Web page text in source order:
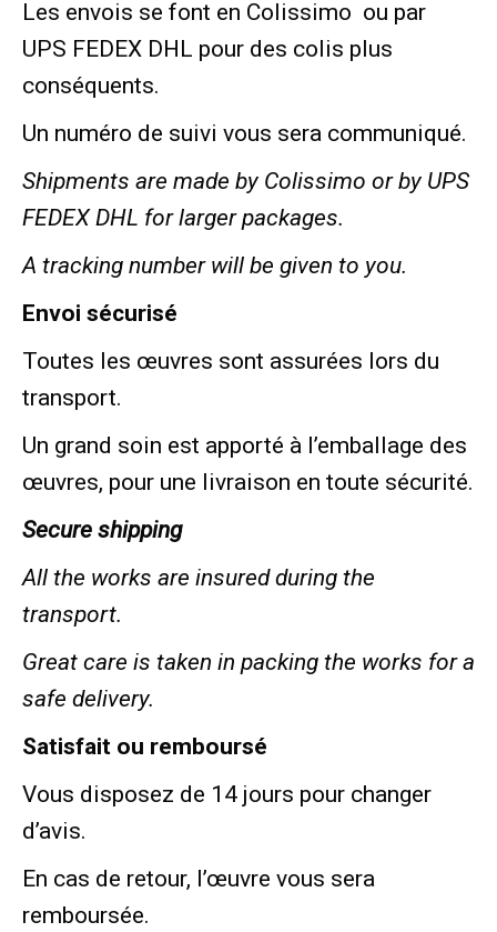
Les envois se font en Colissimo ou par
UPS FEDEX DHL pour des colis plus
conséquents.
Un numéro de suivi vous sera communiqué.
Shipments are made by Colissimo or by UPS
FEDEX DHL for larger packages.
A tracking number will be given to you.
Envoi sécurisé
Toutes les œuvres sont assurées lors du
transport.
Un grand soin est apporté à l’emballage des
œuvres, pour une livraison en toute sécurité.
Secure shipping
All the works are insured during the
transport.
Great care is taken in packing the works for a
safe delivery.
Satisfait ou remboursé
Vous disposez de 14 jours pour changer
d’avis.
En cas de retour, l’œuvre vous sera
remboursée.